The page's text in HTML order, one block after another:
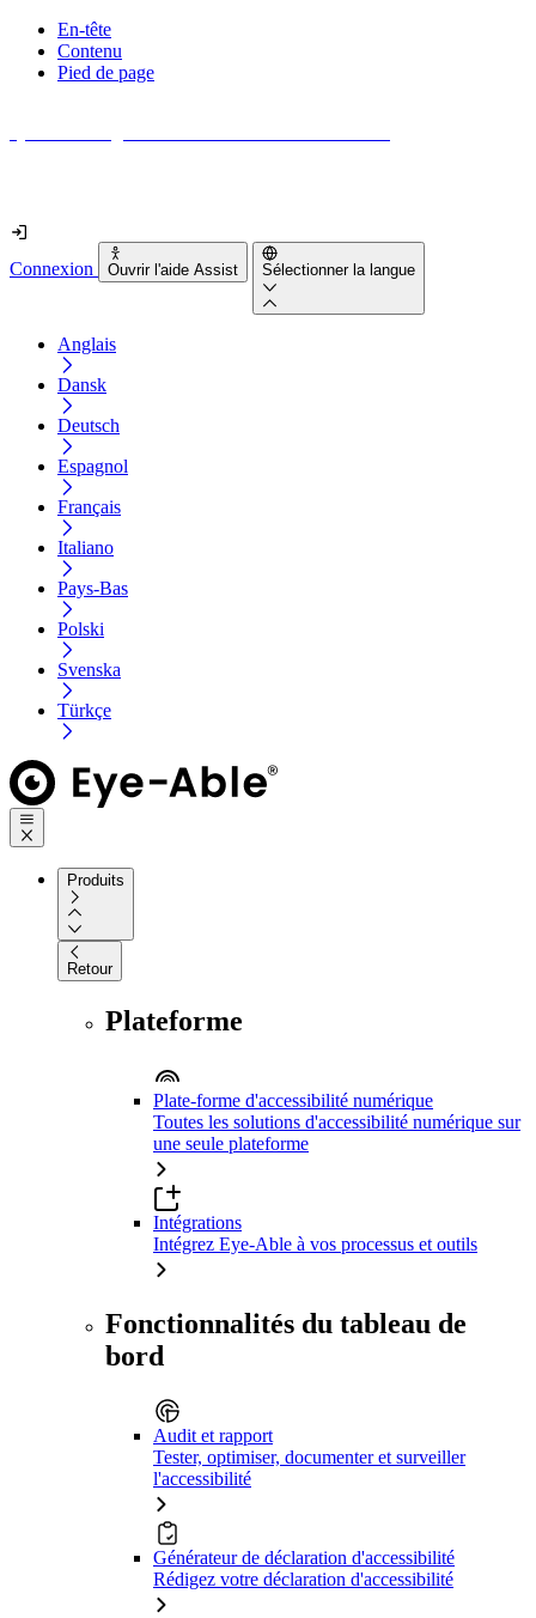
En-tête
Contenu
Pied de page
Connexion Ouvrir l'aide Assist Sélectionner la langue
Anglais
Dansk
Deutsch
Espagnol
Français
Italiano
Pays-Bas
Polski
Svenska
Türkçe
Produits
Retour
Plateforme
Plate-forme d'accessibilité numérique
Toutes les solutions d'accessibilité numérique sur
une seule plateforme
Intégrations
Intégrez Eye-Able à vos processus et outils
Fonctionnalités du tableau de
bord
Audit et rapport
Tester, optimiser, documenter et surveiller
l'accessibilité
Générateur de déclaration d'accessibilité
Rédigez votre déclaration d'accessibilité